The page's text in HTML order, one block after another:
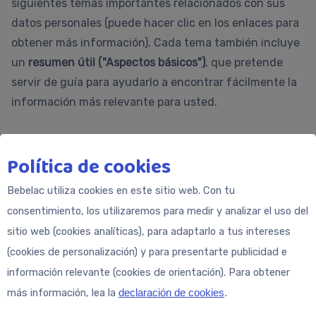
siguientes temas importantes relacionados con sus
datos personales (puede hacer clic en los enlaces para
obtener más información). Cada tema también incluye
un resumen útil ("Aspectos básicos"), que pretende
servir de guía para ayudarlo a encontrar fácilmente la
información más relevante para usted.
¿Qué datos personales recopilamos y
cómo lo hacemos?
El propósito y la base legal para la
recopilación y el uso de datos
Política de cookies
Bebelac utiliza cookies en este sitio web. Con tu
consentimiento, los utilizaremos para medir y analizar el uso del
sitio web (cookies analíticas), para adaptarlo a tus intereses
(cookies de personalización) y para presentarte publicidad e
información relevante (cookies de orientación). Para obtener
más información, lea la declaración de cookies.